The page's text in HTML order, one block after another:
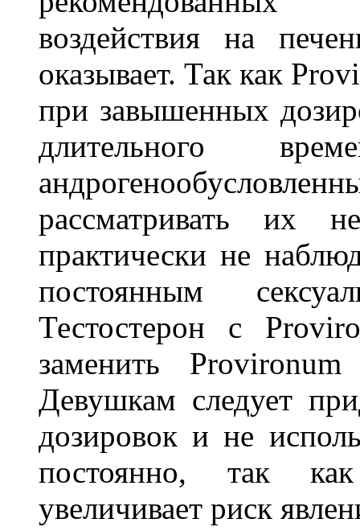
воздействия на
оказывает. Так как
при завышенных
длительного
рассматривать их
практически не
постоянным
Тестостерон с
заменить
Девушкам следует
дозировок и не
постоянно, так
увеличивает риск